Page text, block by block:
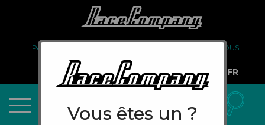
PARTENARIAT
À PROPOS DE NOUS
COMPTE PRO
FR
Vous êtes un ?